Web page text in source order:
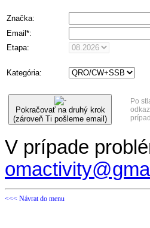
Značka:
Email*:
Etapa:
Kategória:
Pokračovať na druhý krok
(zároveň Ti pošleme email)
Po
V prípade
<<< Návrat do menu